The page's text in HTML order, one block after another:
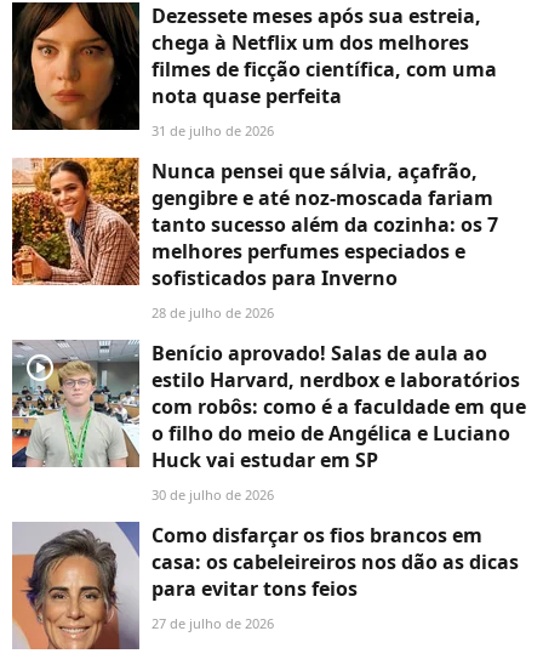
Dezessete meses após sua estreia,
chega à Netflix um dos melhores
filmes de ficção científica, com uma
nota quase perfeita
31 de julho de 2026
Nunca pensei que sálvia, açafrão,
gengibre e até noz-moscada fariam
tanto sucesso além da cozinha: os 7
melhores perfumes especiados e
sofisticados para Inverno
28 de julho de 2026
player2
Benício aprovado! Salas de aula ao
estilo Harvard, nerdbox e laboratórios
com robôs: como é a faculdade em que
o filho do meio de Angélica e Luciano
Huck vai estudar em SP
30 de julho de 2026
Como disfarçar os fios brancos em
casa: os cabeleireiros nos dão as dicas
para evitar tons feios
27 de julho de 2026